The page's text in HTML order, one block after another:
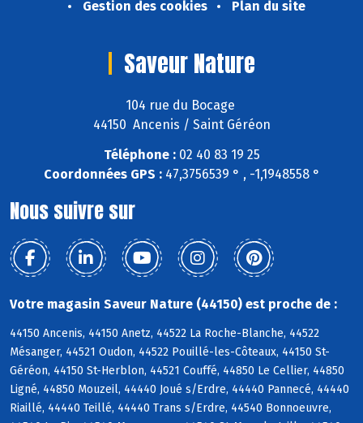
Gestion des cookies
Plan du site
Saveur Nature
104 rue du Bocage
44150 Ancenis / Saint Géréon
Téléphone :02 40 83 19 25
Coordonnées GPS :47,3756539 ° , -1,1948558 °
Nous suivre sur
Votre magasin Saveur Nature (44150) est proche de :
44150 Ancenis, 44150 Anetz, 44522 La Roche-Blanche, 44522
Mésanger, 44521 Oudon, 44522 Pouillé-les-Côteaux, 44150 St-
Géréon, 44150 St-Herblon, 44521 Couffé, 44850 Le Cellier, 44850
Ligné, 44850 Mouzeil, 44440 Joué s/Erdre, 44440 Pannecé, 44440
Riaillé, 44440 Teillé, 44440 Trans s/Erdre, 44540 Bonnoeuvre,